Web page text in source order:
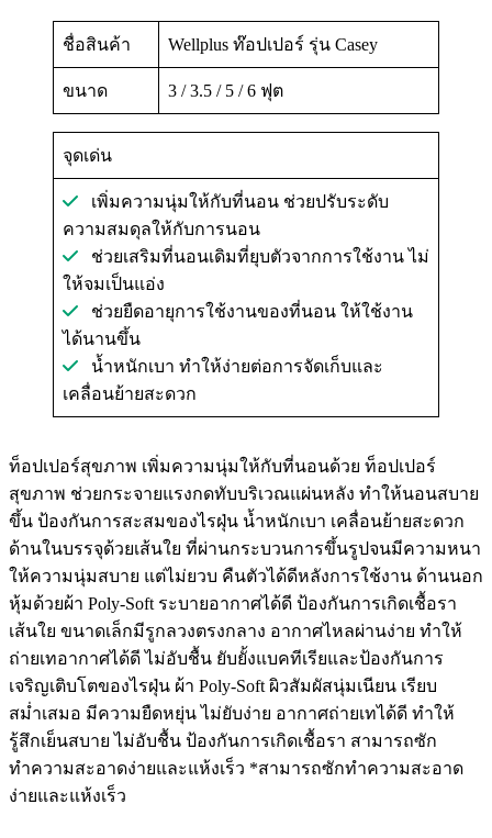
ชื่อสินค้า Wellplus ท๊อปเปอร์ รุ่น Casey
ขนาด 3 / 3.5 / 5 / 6 ฟุต
จุดเด่น
เพิ่มความนุ่มให้กับที่นอน ช่วยปรับระดับ
ความสมดุลให้กับการนอน
ช่วยเสริมที่นอนเดิมที่ยุบตัวจากการใช้งาน ไม่
ให้จมเป็นแอ่ง
ช่วยยืดอายุการใช้งานของที่นอน ให้ใช้งาน
ได้นานขึ้น
น้ำหนักเบา ทำให้ง่ายต่อการจัดเก็บและ
เคลื่อนย้ายสะดวก
ท็อปเปอร์สุขภาพ เพิ่มความนุ่มให้กับที่นอนด้วย ท็อปเปอร์
สุขภาพ ช่วยกระจายแรงกดทับบริเวณแผ่นหลัง ทำให้นอนสบาย
ขึ้น ป้องกันการสะสมของไรฝุ่น น้ำหนักเบา เคลื่อนย้ายสะดวก
ด้านในบรรจุด้วยเส้นใย ที่ผ่านกระบวนการขึ้นรูปจนมีความหนา
ให้ความนุ่มสบาย แต่ไม่ยวบ คืนตัวได้ดีหลังการใช้งาน ด้านนอก
หุ้มด้วยผ้า Poly-Soft ระบายอากาศได้ดี ป้องกันการเกิดเชื้อรา
เส้นใย ขนาดเล็กมีรูกลวงตรงกลาง อากาศไหลผ่านง่าย ทำให้
ถ่ายเทอากาศได้ดี ไม่อับชื้น ยับยั้งแบคทีเรียและป้องกันการ
เจริญเติบโตของไรฝุ่น ผ้า Poly-Soft ผิวสัมผัสนุ่มเนียน เรียบ
สม่ำเสมอ มีความยืดหยุ่น ไม่ยับง่าย อากาศถ่ายเทได้ดี ทำให้
รู้สึกเย็นสบาย ไม่อับชื้น ป้องกันการเกิดเชื้อรา สามารถซัก
ทำความสะอาดง่ายและแห้งเร็ว *สามารถซักทำความสะอาด
ง่ายและแห้งเร็ว